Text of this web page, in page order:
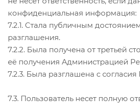
конфиденциальная информация:
7.2.1. Стала публичным
разглашения.
7.2.2. Была получена от третьей
её получения Администрацией
7.2.3. Была разглашена с согласия
7.3. Пользователь несет полную